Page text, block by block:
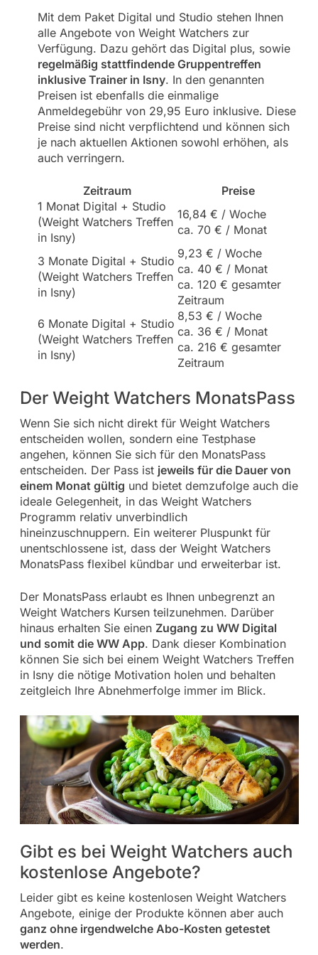
Mit dem Paket Digital und Studio stehen Ihnen
alle Angebote von Weight Watchers zur
Verfügung. Dazu gehört das Digital plus, sowie
regelmäßig stattfindende Gruppentreffen
inklusive Trainer in Isny. In den genannten
Preisen ist ebenfalls die einmalige
Anmeldegebühr von 29,95 Euro inklusive. Diese
Preise sind nicht verpflichtend und können sich
je nach aktuellen Aktionen sowohl erhöhen, als
auch verringern.
Zeitraum
Preise
1 Monat Digital + Studio
(Weight Watchers Treffen
in Isny)
16,84 € / Woche
ca. 70 € / Monat
3 Monate Digital + Studio
(Weight Watchers Treffen
in Isny)
9,23 € / Woche
ca. 40 € / Monat
ca. 120 € gesamter
Zeitraum
6 Monate Digital + Studio
(Weight Watchers Treffen
in Isny)
8,53 € / Woche
ca. 36 € / Monat
ca. 216 € gesamter
Zeitraum
Der Weight Watchers MonatsPass
Wenn Sie sich nicht direkt für Weight Watchers
entscheiden wollen, sondern eine Testphase
angehen, können Sie sich für den MonatsPass
entscheiden. Der Pass ist jeweils für die Dauer von
einem Monat gültig und bietet demzufolge auch die
ideale Gelegenheit, in das Weight Watchers
Programm relativ unverbindlich
hineinzuschnuppern. Ein weiterer Pluspunkt für
unentschlossene ist, dass der Weight Watchers
MonatsPass flexibel kündbar und erweiterbar ist.
Der MonatsPass erlaubt es Ihnen unbegrenzt an
Weight Watchers Kursen teilzunehmen. Darüber
hinaus erhalten Sie einen Zugang zu WW Digital
und somit die WW App. Dank dieser Kombination
können Sie sich bei einem Weight Watchers Treffen
in Isny die nötige Motivation holen und behalten
zeitgleich Ihre Abnehmerfolge immer im Blick.
Gibt es bei Weight Watchers auch
kostenlose Angebote?
Leider gibt es keine kostenlosen Weight Watchers
Angebote, einige der Produkte können aber auch
ganz ohne irgendwelche Abo-Kosten getestet
werden.